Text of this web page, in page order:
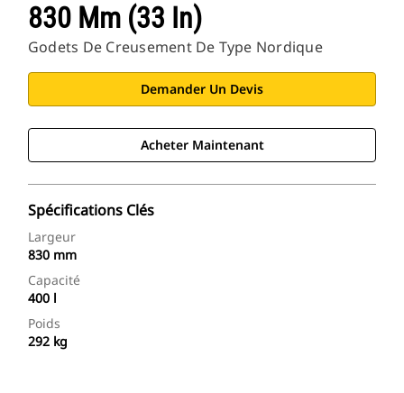
830 Mm (33 In)
Godets De Creusement De Type Nordique
Demander Un Devis
Acheter Maintenant
Spécifications Clés
Largeur
830 mm
Capacité
400 l
Poids
292 kg